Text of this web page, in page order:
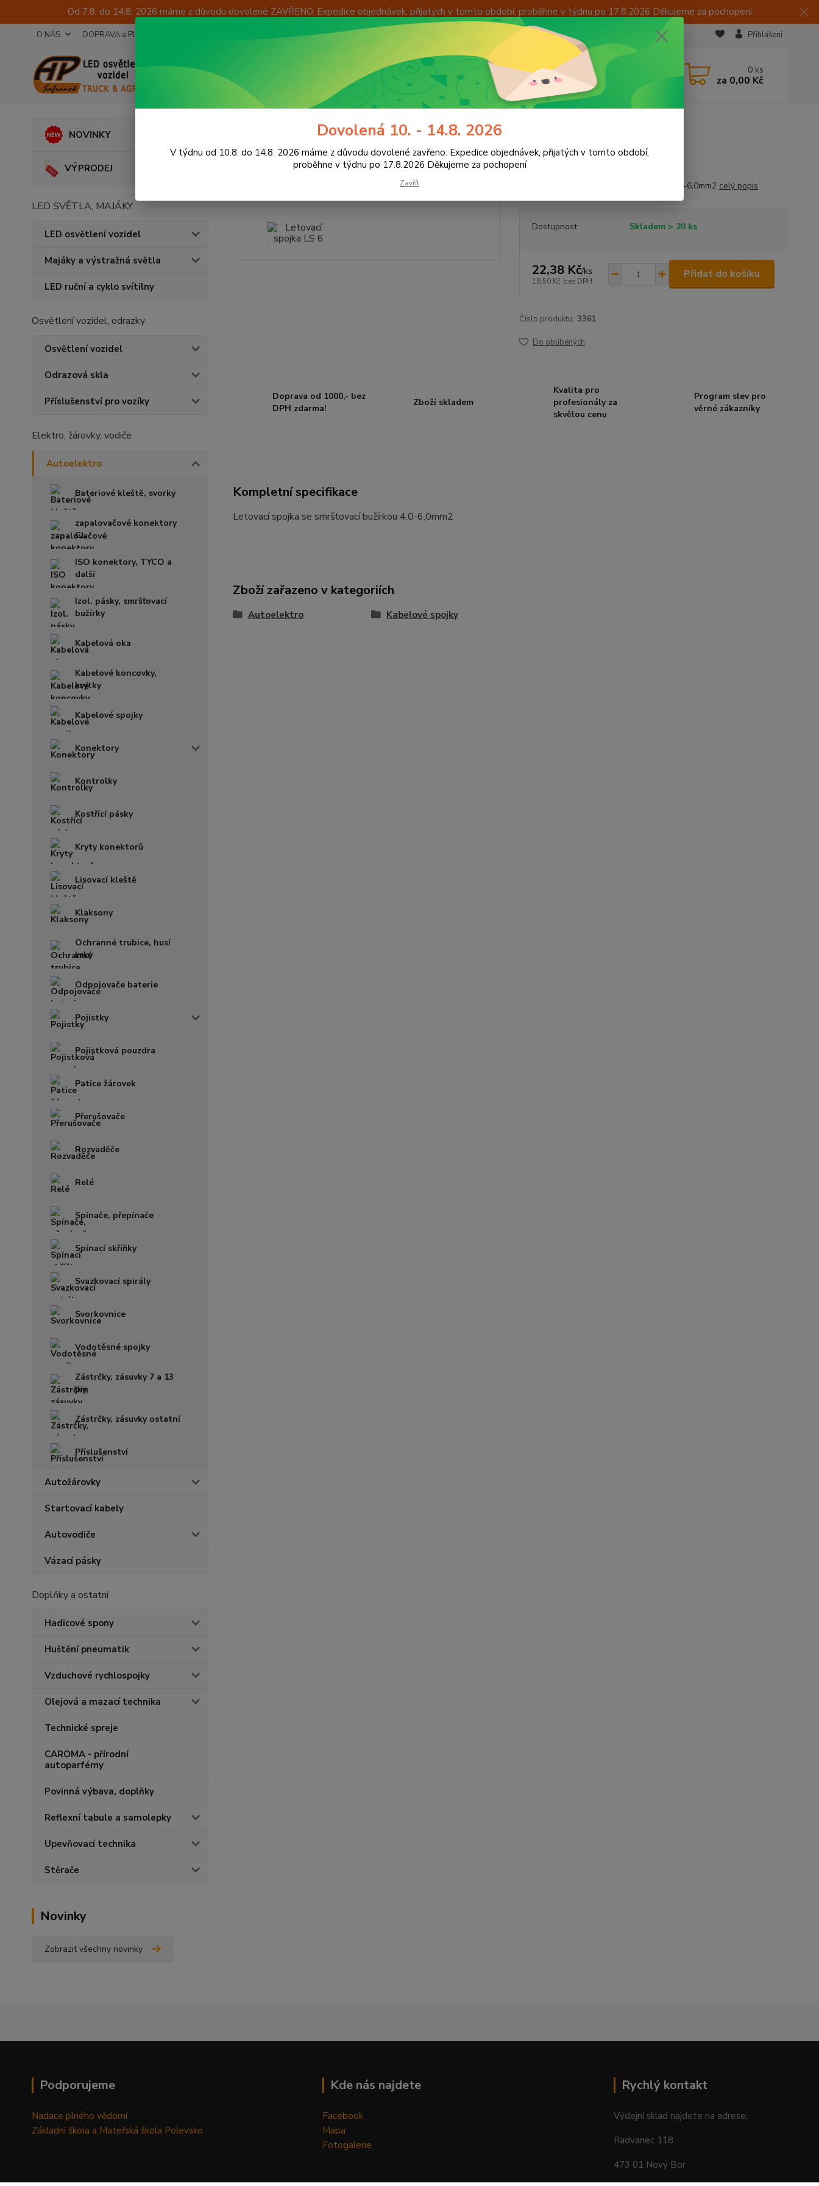
Od 7.8. do 14.8. 2026 máme z důvodu dovolené ZAVŘENO. Expedice objednávek, přijatých v tomto období, proběhne v týdnu po 17.8.2026 Děkujeme za pochopení
O NÁS DOPRAVA a PLATBA OKAMŽITÁ VÝMĚNA ZBOŽÍ Přihlášení
Hledat +420 605 283 713
8:00 - 15:00
0 ks
za 0,00 Kč
NOVINKY
VÝPRODEJ
LED SVĚTLA, MAJÁKY
LED osvětlení vozidel
Majáky a výstražná světla
LED ruční a cyklo svítilny
Osvětlení vozidel, odrazky
Osvětlení vozidel
Odrazová skla
Příslušenství pro vozíky
Elektro, žárovky, vodiče
Autoelektro
Bateriové kleště, svorky
zapalovačové konektory
CL
ISO konektory, TYCO a
další
Izol. pásky, smršťovací
bužírky
Kabelová oka
Kabelové koncovky,
krytky
Kabelové spojky
Konektory
Kontrolky
Kostřící pásky
Kryty konektorů
Lisovací kleště
Klaksony
Ochranné trubice, husí
krky
Odpojovače baterie
Pojistky
Pojistková pouzdra
Patice žárovek
Přerušovače
Rozvaděče
Relé
Spínače, přepínače
Spínací skříňky
Svazkovací spirály
Svorkovnice
Vodotěsné spojky
Zástrčky, zásuvky 7 a 13
pin
Zástrčky, zásuvky ostatní
Příslušenství
Autožárovky
Startovací kabely
Autovodiče
Vázací pásky
Doplňky a ostatní
Hadicové spony
Huštění pneumatik
Vzduchové rychlospojky
Olejová a mazací technika
Technické spreje
CAROMA - přírodní
autoparfémy
Povinná výbava, doplňky
Reflexní tabule a samolepky
Upevňovací technika
Stěrače
Novinky
Zobrazit všechny novinky
Letovací spojka LS 6
Letovací spojka LS 6
Letovací spojka se smršťovací bužírkou 4,0-6,0mm2 celý popis
Dostupnost Skladem > 20 ks
22,38 Kč/ks
18,50 Kč bez DPH
Přidat do košíku
Číslo produktu: 3361
Do oblíbených
Doprava od 1000,- bez
DPH zdarma!
Zboží skladem
Kvalita pro
profesionály za
skvělou cenu
Program slev pro
věrné zákazníky
Kompletní specifikace
Letovací spojka se smršťovací bužírkou 4,0-6,0mm2
Zboží zařazeno v kategoriích
Autoelektro Kabelové spojky
Podporujeme
Nadace plného vědomí
Základní škola a Mateřská škola Polevsko
Kde nás najdete
Facebook
Mapa
Fotogalerie
Rychlý kontakt
Výdejní sklad najdete na adrese:
Radvanec 118
473 01 Nový Bor
Dovolená 10. - 14.8. 2026
V týdnu od 10.8. do 14.8. 2026 máme z důvodu dovolené zavřeno. Expedice objednávek, přijatých v tomto období,
proběhne v týdnu po 17.8.2026 Děkujeme za pochopení
Zavřít